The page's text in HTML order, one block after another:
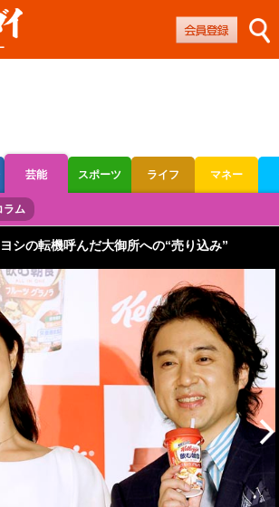
芸能 スポーツ ライフ マネー
オートレース
ラム
シの転機呼んだ大御所への“売り込み”